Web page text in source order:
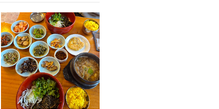
김포 오마카세 초밥집인 스시
호시는 김포시 운양동 롯데캐슬
22단지 아파트와 장기동 호수
마을 아파트 맞은편 김포 메디
프라자 건물 2층에 자리하고 있
습니다.사람보다 주로 자동차들
이 많이 지나다니는 강화로 가
는 국도 48호선 장기 사거리에
있는데 간판이 거의 보이지 않
아1층에 신협 운양동 지점이나